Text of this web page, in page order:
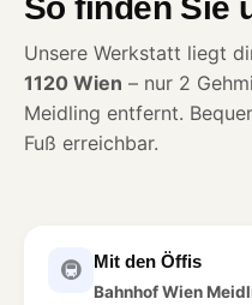
So finden Sie
Unsere Werkstatt liegt
1120 Wien – nur 2
Meidling entfernt.
Fuß erreichbar.
🚇 Mit den Öffis
Bahnhof Wien